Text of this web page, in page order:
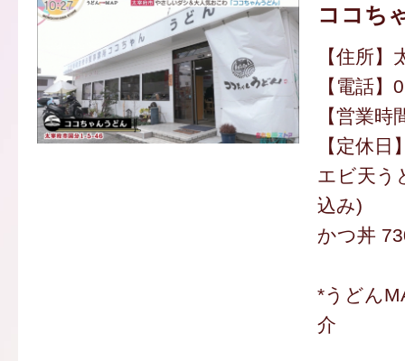
ココち
【住所
【電話
【営業
【定休日
エビ天う
込み)
かつ丼
*うどん
介